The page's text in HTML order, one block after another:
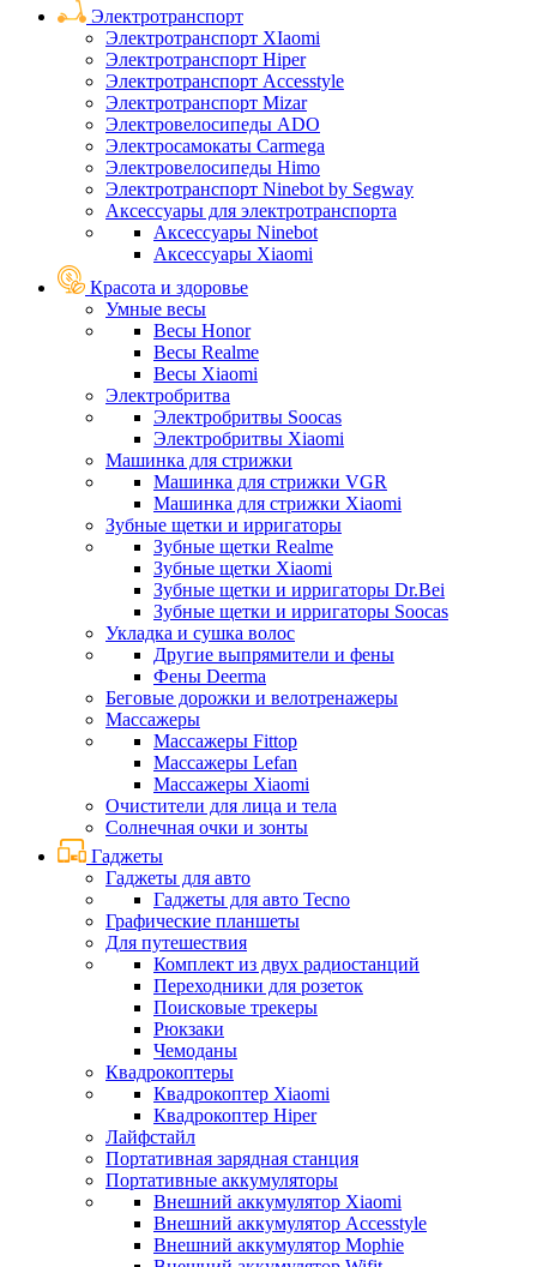
Электротранспорт
Электротранспорт XIaomi
Электротранспорт Hiper
Электротранспорт Accesstyle
Электротранспорт Mizar
Электровелосипеды ADO
Электросамокаты Carmega
Электровелосипеды Himo
Электротранспорт Ninebot by Segway
Аксессуары для электротранспорта
Аксессуары Ninebot
Аксессуары Xiaomi
Красота и здоровье
Умные весы
Весы Honor
Весы Realme
Весы Xiaomi
Электробритва
Электробритвы Soocas
Электробритвы Xiaomi
Машинка для стрижки
Машинка для стрижки VGR
Машинка для стрижки Xiaomi
Зубные щетки и ирригаторы
Зубные щетки Realme
Зубные щетки Xiaomi
Зубные щетки и ирригаторы Dr.Bei
Зубные щетки и ирригаторы Soocas
Укладка и сушка волос
Другие выпрямители и фены
Фены Deerma
Беговые дорожки и велотренажеры
Массажеры
Массажеры Fittop
Массажеры Lefan
Массажеры Xiaomi
Очистители для лица и тела
Солнечная очки и зонты
Гаджеты
Гаджеты для авто
Гаджеты для авто Tecno
Графические планшеты
Для путешествия
Комплект из двух радиостанций
Переходники для розеток
Поисковые трекеры
Рюкзаки
Чемоданы
Квадрокоптеры
Квадрокоптер Xiaomi
Квадрокоптер Hiper
Лайфстайл
Портативная зарядная станция
Портативные аккумуляторы
Внешний аккумулятор Xiaomi
Внешний аккумулятор Accesstyle
Внешний аккумулятор Mophie